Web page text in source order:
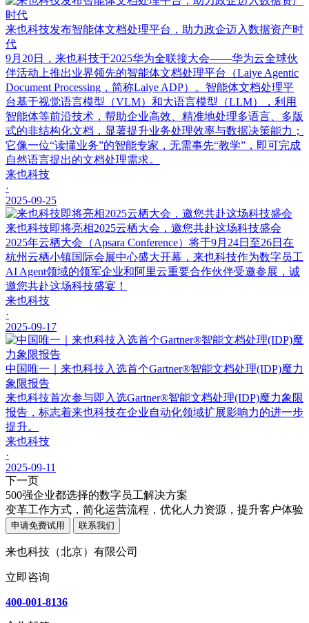
来也科技发布智能体文档处理平台，助力政企迈入数据资产时
代
9月20日，来也科技于2025华为全联接大会——华为云全球伙
伴活动上推出业界领先的智能体文档处理平台（Laiye Agentic
Document Processing，简称Laiye ADP）。智能体文档处理平
台基于视觉语言模型（VLM）和大语言模型（LLM），利用
智能体等前沿技术，帮助企业高效、精准地处理多语言、多版
式的非结构化文档，显著提升业务处理效率与数据决策能力；
它像一位“读懂业务”的智能专家，无需事先“教学”，即可完成
自然语言提出的文档处理需求。
来也科技
·
2025-09-25
来也科技即将亮相2025云栖大会，邀您共赴这场科技盛会
2025年云栖大会（Apsara Conference）将于9月24日至26日在
杭州云栖小镇国际会展中心盛大开幕，来也科技作为数字员工
AI Agent领域的领军企业和阿里云重要合作伙伴受邀参展，诚
邀您共赴这场科技盛宴！
来也科技
·
2025-09-17
中国唯一｜来也科技入选首个Gartner®智能文档处理(IDP)魔力
象限报告
来也科技首次参与即入选Gartner®智能文档处理(IDP)魔力象限
报告，标志着来也科技在企业自动化领域扩展影响力的进一步
提升。
来也科技
·
2025-09-11
下一页
500强企业都选择的数字员工解决方案
变革工作方式，简化运营流程，优化人力资源，提升客户体验
申请免费试用 联系我们
来也科技（北京）有限公司
立即咨询
400-001-8136